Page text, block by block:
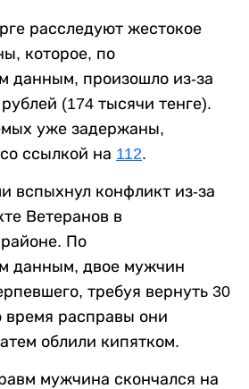
расследуют жестокое
которое, по
данным, произошло из-за
(174 тысячи тенге).
уже задержаны,
со ссылкой на 112.
вспыхнул конфликт из-за
Ветеранов в
По
данным, двое мужчин
требуя вернуть 30
время расправы они
облили кипятком.
мужчина скончался на